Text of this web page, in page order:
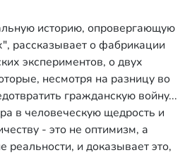
историю, опровергающую
рассказывает о фабрикации
экспериментов, о двух
несмотря на разницу во
гражданскую войну...
в человеческую щедрость и
- это не оптимизм, а
реальности, и доказывает это,